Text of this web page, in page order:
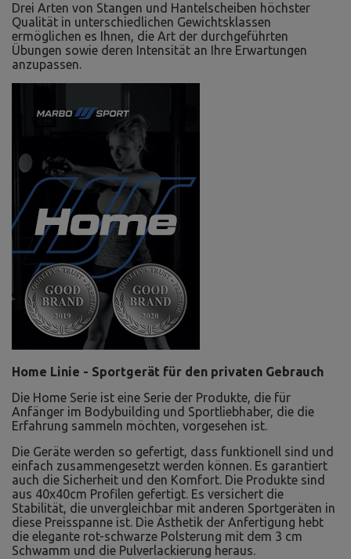
Drei Arten von Stangen und Hantelscheiben höchster
Qualität in unterschiedlichen Gewichtsklassen
ermöglichen es Ihnen, die Art der durchgeführten
Übungen sowie deren Intensität an Ihre Erwartungen
anzupassen.
Home Linie - Sportgerät für den privaten Gebrauch
Die Home Serie ist eine Serie der Produkte, die für
Anfänger im Bodybuilding und Sportliebhaber, die die
Erfahrung sammeln möchten, vorgesehen ist.
Die Geräte werden so gefertigt, dass funktionell sind und
einfach zusammengesetzt werden können. Es garantiert
auch die Sicherheit und den Komfort. Die Produkte sind
aus 40x40cm Profilen gefertigt. Es versichert die
Stabilität, die unvergleichbar mit anderen Sportgeräten in
diese Preisspanne ist. Die Ästhetik der Anfertigung hebt
die elegante rot-schwarze Polsterung mit dem 3 cm
Schwamm und die Pulverlackierung heraus.